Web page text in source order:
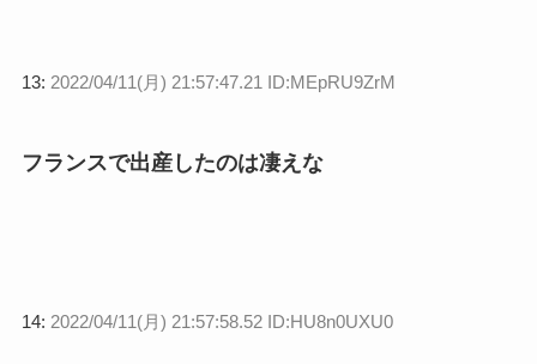
13: 2022/04/11(月) 21:57:47.21 ID:MEpRU9ZrM
フランスで出産したのは凄えな
14: 2022/04/11(月) 21:57:58.52 ID:HU8n0UXU0